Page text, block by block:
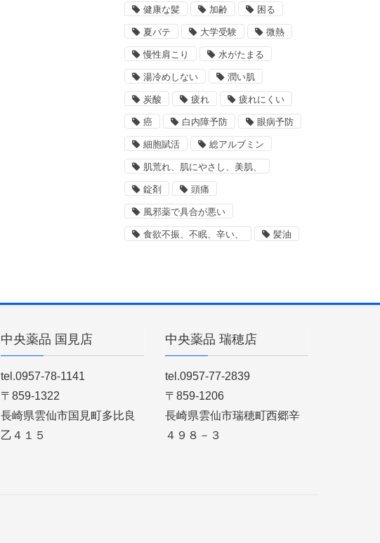
健康な髪 加齢 困る
夏バテ 大学受験 微熱
慢性肩こり 水がたまる
湯冷めしない 潤い肌
炭酸 疲れ 疲れにくい
癌 白内障予防 眼病予防
細胞賦活 総アルブミン
肌荒れ、肌にやさし、美肌、
錠剤 頭痛
風邪薬で具合が悪い
食欲不振、不眠、辛い、 髪油
中央薬品 国見店
tel.0957-78-1141
〒859-1322
長崎県雲仙市国見町多比良
乙４１５
中央薬品 瑞穂店
tel.0957-77-2839
〒859-1206
長崎県雲仙市瑞穂町西郷辛
４９８－３